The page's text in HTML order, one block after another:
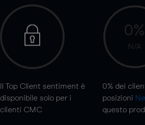
Il Top Client sentiment è
disponibile solo per i
clienti CMC
0%
N/A
0% dei
posizioni
questo